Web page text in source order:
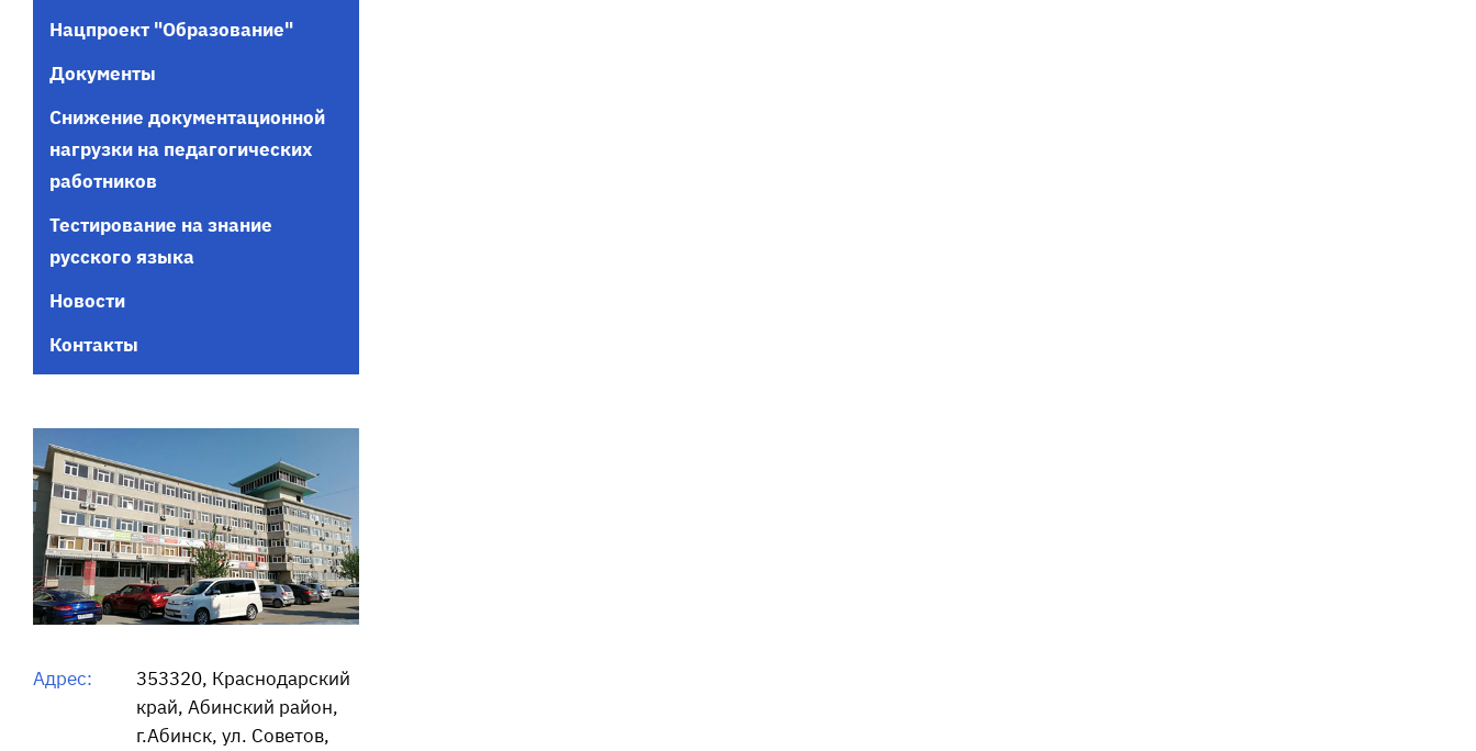
Нацпроект "Образование"
Документы
Снижение документационной
нагрузки на педагогических
работников
Тестирование на знание
русского языка
Новости
Контакты
Адрес:
353320, Краснодарский
край, Абинский район,
г.Абинск, ул. Советов,